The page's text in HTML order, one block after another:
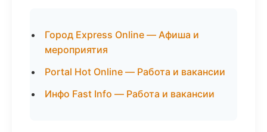
Город Express Online — Афиша и
мероприятия
Portal Hot Online — Работа и вакансии
Инфо Fast Info — Работа и вакансии